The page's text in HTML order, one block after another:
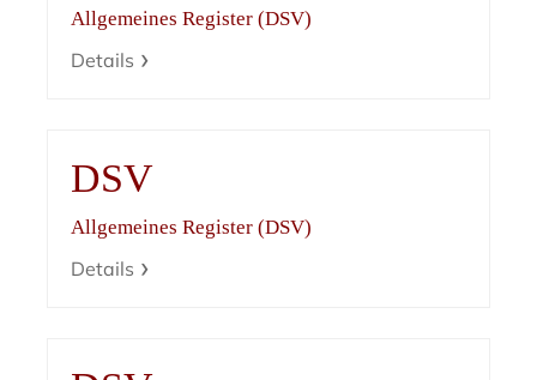
Allgemeines Register (DSV)
Details
DSV
Allgemeines Register (DSV)
Details